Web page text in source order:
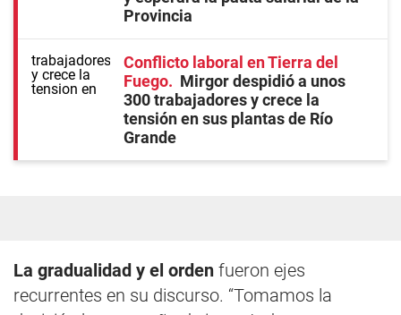
Provincia
Conflicto laboral en Tierra del
Fuego
Mirgor despidió a unos
300 trabajadores y crece la
tensión en sus plantas de Río
Grande
La gradualidad y el orden fueron ejes
recurrentes en su discurso. “Tomamos la